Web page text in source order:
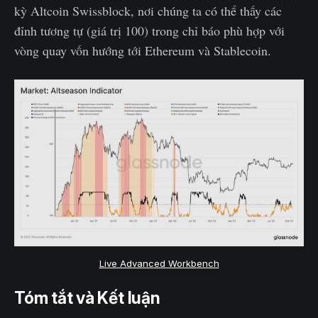
kỳ Altcoin Swissblock, nơi chúng ta có thể thấy các
đỉnh tương tự (giá trị 100) trong chỉ báo phù hợp với
vòng quay vốn hướng tới Ethereum và Stablecoin.
Live Advanced Workbench
Tóm tắt và Kết luận